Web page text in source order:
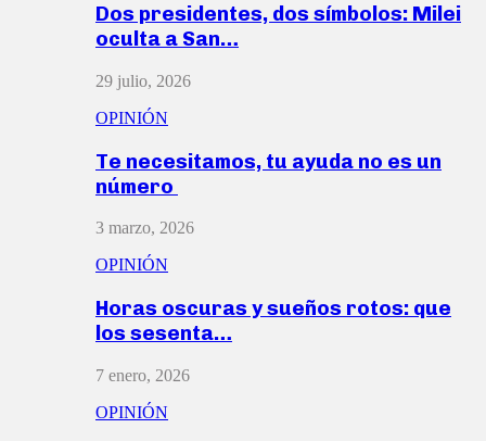
Dos presidentes, dos símbolos: Milei
oculta a San…
29 julio, 2026
OPINIÓN
Te necesitamos, tu ayuda no es un
número
3 marzo, 2026
OPINIÓN
Horas oscuras y sueños rotos: que
los sesenta…
7 enero, 2026
OPINIÓN